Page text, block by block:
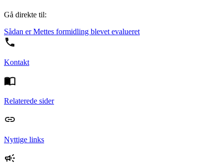
Gå direkte til:
Sådan er Mettes formidling blevet evalueret
Kontakt
Relaterede sider
Nyttige links